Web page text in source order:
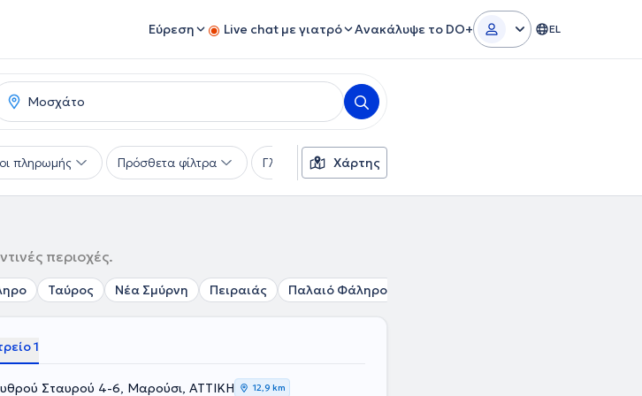
Εύρεση Live chat με γιατρό Ανακάλυψε το DO+ EL
πληρωμής Πρόσθετα φίλτρα Γλώσσες Φύλο
Χάρτης
περιοχές.
Ταύρος Νέα Σμύρνη Πειραιάς Παλαιό Φάληρο
1
Σταυρού 4-6, Μαρούσι, ΑΤΤΙΚΗ 12,9 km